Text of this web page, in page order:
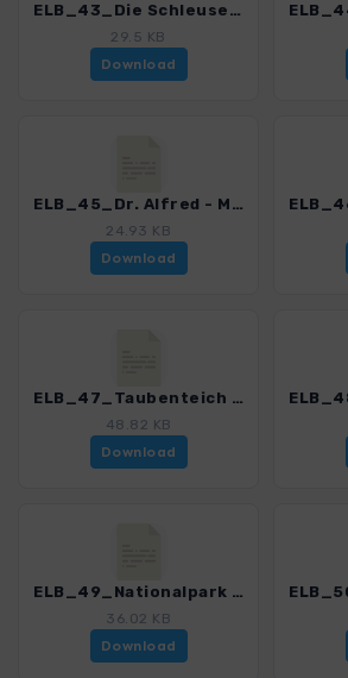
ELB_43_Die Schleusen an der Kirnitzsch_4191_11.gpx
29.5 KB
Download
ELB_45_Dr. Alfred - Meiche - Weg_4191_11.gpx
24.93 KB
Download
ELB_47_Taubenteich - Zirkelstein_4191_11.gpx
48.82 KB
Download
ELB_49_Nationalpark Hintere Saechsische Schweiz_4191_11.gpx
36.02 KB
Download